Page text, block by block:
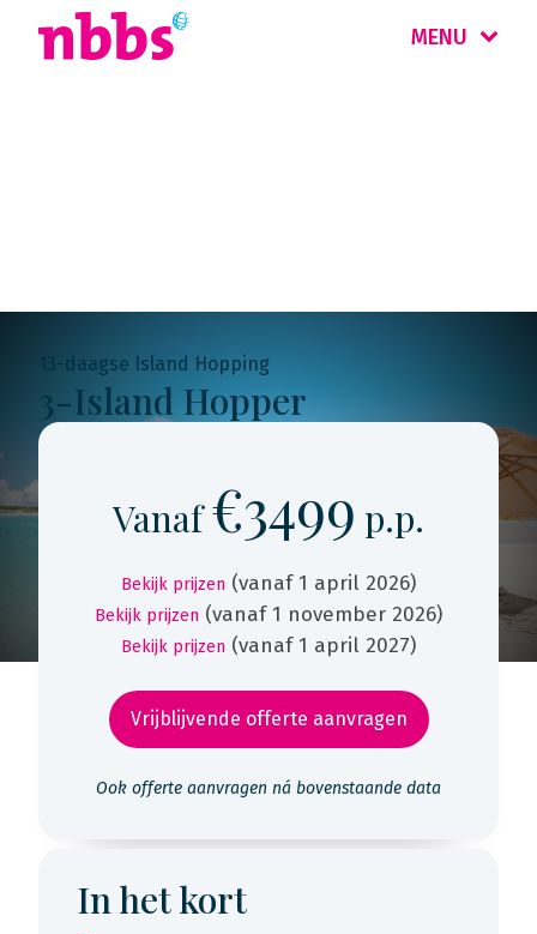
MENU
13-daagse Island Hopping
3-Island Hopper
Vanaf€3499 p.p.
Bekijk prijzen (vanaf 1 april 2026)
Bekijk prijzen (vanaf 1 november 2026)
Bekijk prijzen (vanaf 1 april 2027)
Vrijblijvende offerte aanvragen
Ook offerte aanvragen ná bovenstaande data
In het kort